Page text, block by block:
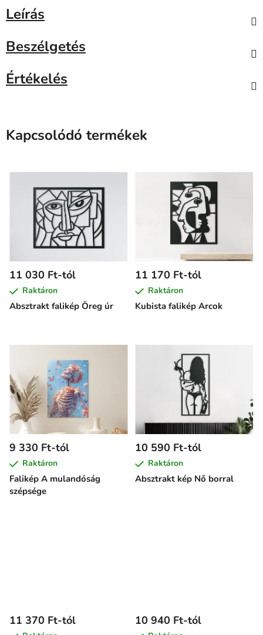
Leírás
Beszélgetés
Értékelés
Kapcsolódó termékek
Absztrakt falikép Öreg úr
11 030 Ft-tól
Raktáron
Kubista falikép Arcok
11 170 Ft-tól
Raktáron
Falikép A mulandóság
szépsége
9 330 Ft-tól
Raktáron
Absztrakt kép Nő borral
10 590 Ft-tól
Raktáron
11 370 Ft-tól 10 940 Ft-tól